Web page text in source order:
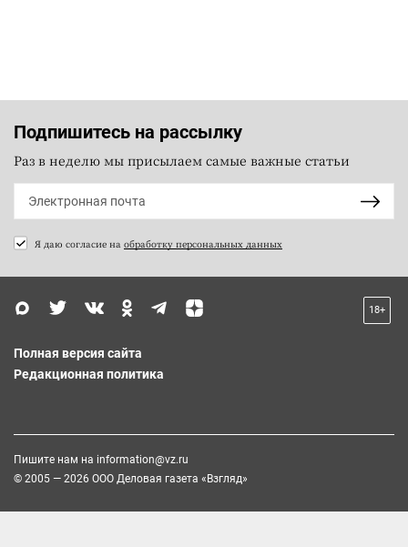
Подпишитесь на рассылку
Раз в неделю мы присылаем самые важные статьи
Я даю согласие на обработку персональных данных
18+
Полная версия сайта
Редакционная политика
Пишите нам на information@vz.ru
© 2005 — 2026 ООО Деловая газета «Взгляд»